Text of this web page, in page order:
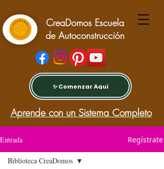
CreaDomos Escuela
de Autoconstrucción
✨ Comenzar Aquí
Aprende con un Sistema Completo
Entrada Regístrate
Biblioteca CreaDomos